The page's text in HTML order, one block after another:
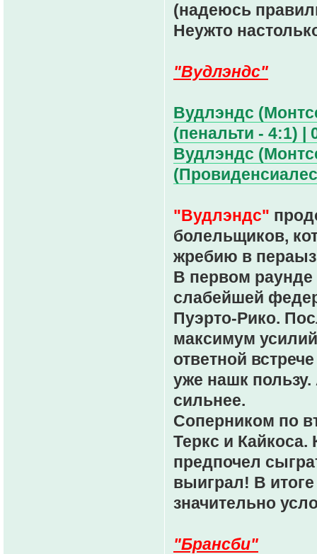
(надеюсь
Неужто
"Вудлэндс"
Вудлэндс
(пенальти - 4:1) |
Вудлэндс
"Вудлэндс"
болельщиков,
жребию в
В первом
слабейшей
Пуэрто-Рико.
максимум
ответной
уже нашк
сильнее.
Соперником по
Теркс и
предпочел
выиграл! В
значительно
"Брансби"